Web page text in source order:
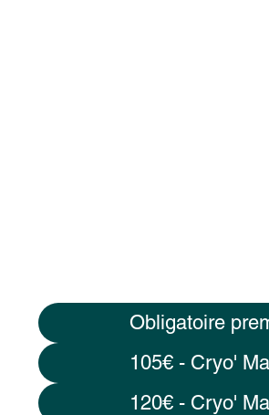
Obligatoire
105€ - Cryo'
120€ - Cryo'